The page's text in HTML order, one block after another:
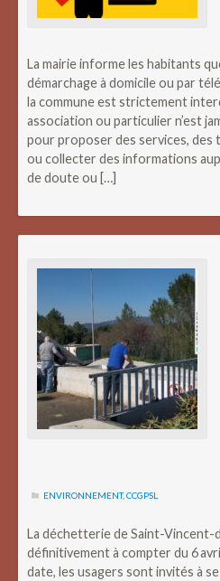
La mairie informe les habitants
démarchage à domicile ou par
la commune est strictement
association ou particulier n’est
pour proposer des services, des
ou collecter des informations
de doute ou […]
ENVIRONNEMENT,CCGPSL
La déchetterie de Saint-
définitivement à compter du 6
date, les usagers sont invités à